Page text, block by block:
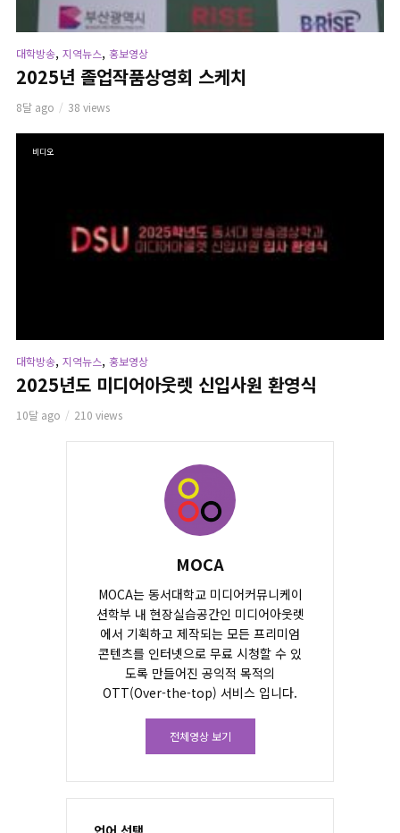
대학방송, 지역뉴스, 홍보영상
2025년 졸업작품상영회 스케치
8달 ago 38 views
비디오
대학방송, 지역뉴스, 홍보영상
2025년도 미디어아웃렛 신입사원 환영식
10달 ago 210 views
MOCA
MOCA는 동서대학교 미디어커뮤니케이
션학부 내 현장실습공간인 미디어아웃렛
에서 기획하고 제작되는 모든 프리미엄
콘텐츠를 인터넷으로 무료 시청할 수 있
도록 만들어진 공익적 목적의
OTT(Over-the-top) 서비스 입니다.
전체영상 보기